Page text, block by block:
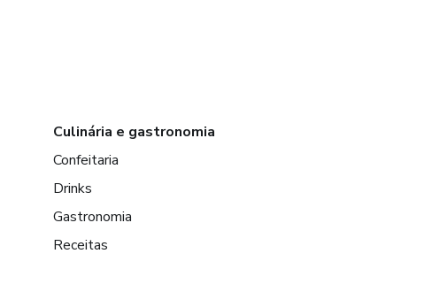
Culinária e gastronomia
Confeitaria
Drinks
Gastronomia
Receitas